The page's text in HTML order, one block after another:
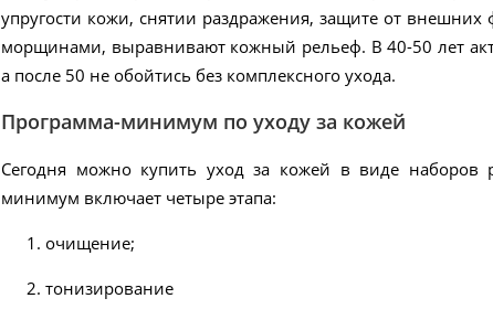
упругости кожи, снятии раздражения, защите от
морщинами, выравнивают кожный рельеф. В 40-50 лет
а после 50 не обойтись без комплексного ухода.
Программа-минимум по уходу за кожей
Сегодня можно купить уход за кожей в виде наборов
минимум включает четыре этапа:
очищение;
тонизирование